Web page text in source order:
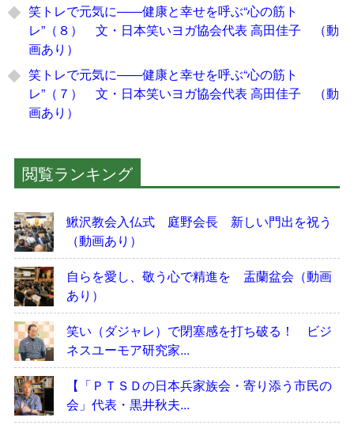
笑トレで元気に――健康と幸せを呼ぶ“心の筋ト
レ”（８） 文・日本笑いヨガ協会代表 高田佳子 （動
画あり）
笑トレで元気に――健康と幸せを呼ぶ“心の筋ト
レ”（７） 文・日本笑いヨガ協会代表 高田佳子 （動
画あり）
閲覧ランキング
鰍沢教会入仏式 庭野会長 新しい門出を祝う
（動画あり）
自らを愛し、敬う心で精進を 盂蘭盆会（動画
あり）
笑い（ダジャレ）で閉塞感を打ち破る！ ビジ
ネスユーモア研究家...
【「ＰＴＳＤの日本兵家族会・寄り添う市民の
会」代表・黒井秋夫...